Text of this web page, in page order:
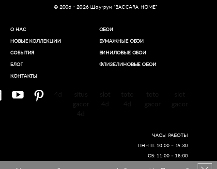
© 2006 - 2026 Шоу-рум “BACCARA HOME”
О НАС
НОВЫЕ КОЛЛЕКЦИИ
СОБЫТИЯ
БЛОГ
КОНТАКТЫ
ОБОИ
БУМАЖНЫЕ ОБОИ
ВИНИЛОВЫЕ ОБОИ​
ФЛИЗЕЛИНОВЫЕ ОБОИ
ЧАСЫ РАБОТЫ
ПН–ПТ: 10:00 – 19:30
СБ: 11:00 – 18:00